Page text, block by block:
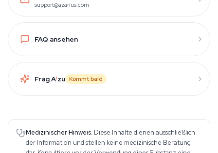
support@azarius.com
FAQ ansehen
Frag Aizu Kommt bald
Medizinischer Hinweis. Diese Inhalte dienen ausschließlich
der Information und stellen keine medizinische Beratung